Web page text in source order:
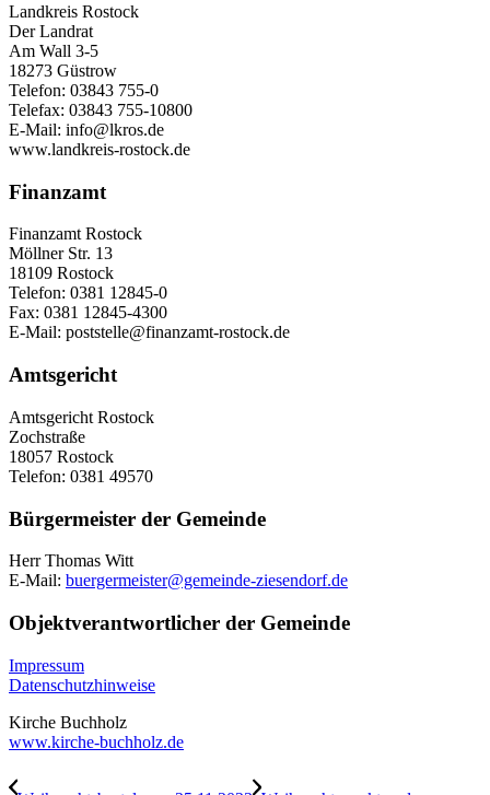
Landkreis Rostock
Der Landrat
Am Wall 3-5
18273 Güstrow
Telefon: 03843 755-0
Telefax: 03843 755-10800
E-Mail: info@lkros.de
www.landkreis-rostock.de
Finanzamt
Finanzamt Rostock
Möllner Str. 13
18109 Rostock
Telefon: 0381 12845-0
Fax: 0381 12845-4300
E-Mail: poststelle@finanzamt-rostock.de
Amtsgericht
Amtsgericht Rostock
Zochstraße
18057 Rostock
Telefon: 0381 49570
Bürgermeister der Gemeinde
Herr Thomas Witt
E-Mail: buergermeister@gemeinde-ziesendorf.de
Objektverantwortlicher der Gemeinde
Impressum
Datenschutzhinweise
Kirche Buchholz
www.kirche-buchholz.de